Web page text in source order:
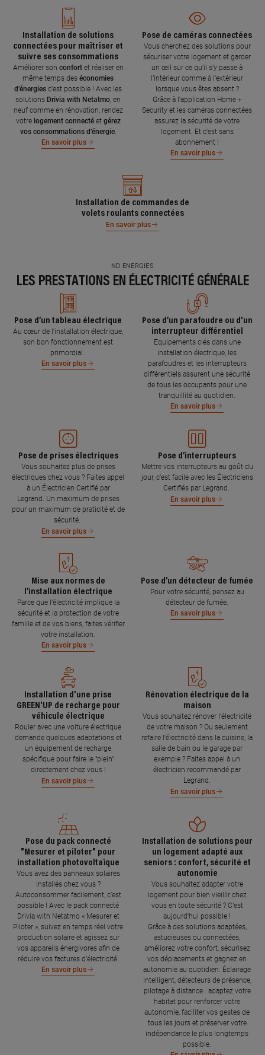
Installation de solutions
connectées pour maîtriser et
suivre ses consommations
Améliorer son confort et réaliser en
même temps des économies
d’énergies c’est possible ! Avec les
solutions Drivia with Netatmo , en
neuf comme en rénovation, rendez
votre logement connecté et gérez
vos consommations d’énergie.
En savoir plus
Pose de caméras connectées
Vous cherchez des solutions pour
sécuriser votre logement et garder
un œil sur ce qu’il s’y passe à
l’intérieur comme à l’extérieur
lorsque vous êtes absent ?
Grâce à l'application Home +
Security et les caméras connectées
assurez la sécurité de votre
logement. Et c'est sans
abonnement !
En savoir plus
Installation de commandes de
volets roulants connectées
En savoir plus
ND ENERGIES
LES PRESTATIONS EN ÉLECTRICITÉ GÉNÉRALE
Pose d’un tableau électrique
Au cœur de l’installation électrique,
son bon fonctionnement est
primordial.
En savoir plus
Pose d’un parafoudre ou d'un
interrupteur différentiel
Equipements clés dans une
installation électrique, les
parafoudres et les interrupteurs
différentiels assurent une sécurité
de tous les occupants pour une
tranquillité au quotidien.
En savoir plus
Pose de prises électriques
Vous souhaitez plus de prises
électriques chez vous ? Faites appel
à un Électricien Certifié par
Legrand. Un maximum de prises
pour un maximum de praticité et de
sécurité.
En savoir plus
Pose d’interrupteurs
Mettre vos interrupteurs au goût du
jour, c’est facile avec les Électriciens
Certifiés par Legrand.
En savoir plus
Mise aux normes de
l’installation électrique
Parce que l’électricité implique la
sécurité et la protection de votre
famille et de vos biens, faites vérifier
votre installation.
En savoir plus
Pose d’un détecteur de fumée
Pour votre sécurité, pensez au
détecteur de fumée.
En savoir plus
Installation d'une prise
GREEN'UP de recharge pour
véhicule électrique
Rouler avec une voiture électrique
demande quelques adaptations et
un équipement de recharge
spécifique pour faire le "plein"
directement chez vous !
En savoir plus
Rénovation électrique de la
maison
Vous souhaitez rénover l'électricité
de votre maison ? Ou seulement
refaire l'électricité dans la cuisine, la
salle de bain ou le garage par
exemple ? Faites appel à un
électricien recommandé par
Legrand.
En savoir plus
Pose du pack connecté
"Mesurer et piloter" pour
installation photovoltaïque
Vous avez des panneaux solaires
installés chez vous ?
Autoconsommer facilement, c’est
possible ! Avec le pack connecté
Drivia with Netatmo « Mesurer et
Piloter », suivez en temps réel votre
production solaire et agissez sur
vos appareils énergivores afin de
réduire vos factures d’électricité.
En savoir plus
Installation de solutions pour
un logement adapté aux
seniors : confort, sécurité et
autonomie
Vous souhaitez adapter votre
logement pour bien vieillir chez
vous en toute sécurité ? C’est
aujourd’hui possible !
Grâce à des solutions adaptées,
astucieuses ou connectées,
améliorez votre confort, sécurisez
vos déplacements et gagnez en
autonomie au quotidien. Éclairage
intelligent, détecteurs de présence,
pilotage à distance : adaptez votre
habitat pour renforcer votre
autonomie, faciliter vos gestes de
tous les jours et préserver votre
indépendance le plus longtemps
possible.